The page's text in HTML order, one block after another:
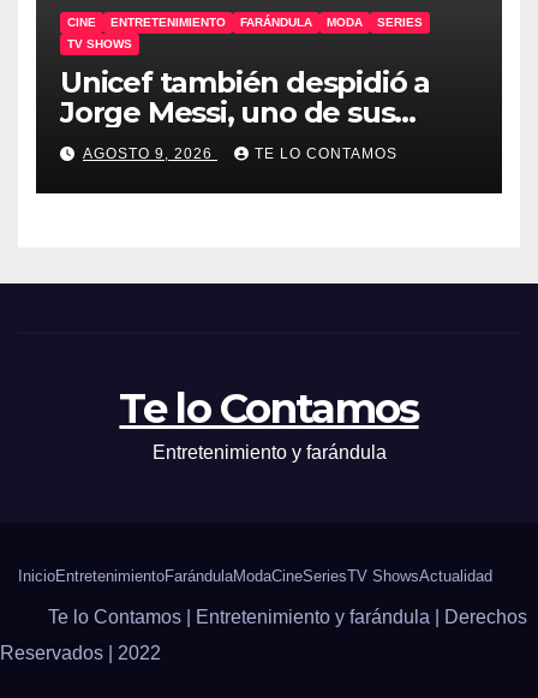
CINE ENTRETENIMIENTO FARÁNDULA MODA
SERIES
TV SHOWS
Unicef también despidió a
Jorge Messi, uno de sus
embajadores
AGOSTO 9, 2026 TE LO CONTAMOS
Te lo Contamos
Entretenimiento y farándula
InicioEntretenimientoFarándulaModaCineSeriesTV ShowsActualidad